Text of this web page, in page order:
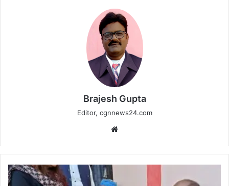
Brajesh Gupta
Editor, cgnnews24.com
रजत
जयंती